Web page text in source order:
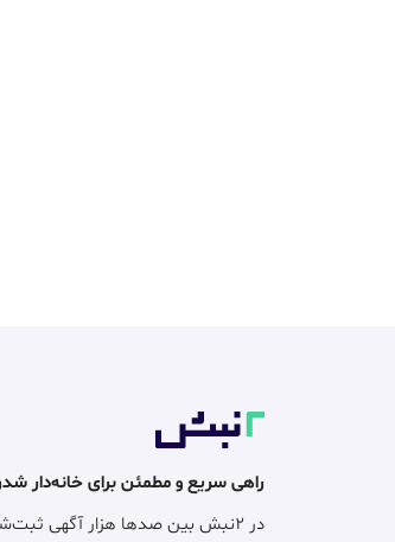
راهی سریع و مطمئن برای خانه‌دار
در ۲نبش بین صدها هزار آگهی